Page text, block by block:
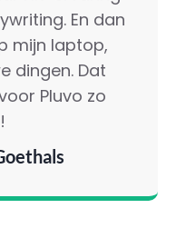
En dan
mijn laptop,
dingen. Dat
Pluvo zo